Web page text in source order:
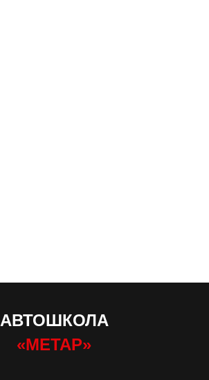
АВТОШКОЛА
«МЕТАР»